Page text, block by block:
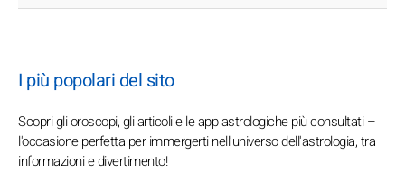
I più popolari del sito
Scopri gli oroscopi, gli articoli e le app astrologiche più consultati –
l'occasione perfetta per immergerti nell'universo dell'astrologia, tra
informazioni e divertimento!